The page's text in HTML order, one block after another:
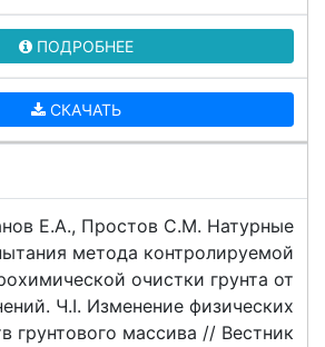
ПОДРОБНЕЕ
СКАЧАТЬ
Е.А., Простов С.М. Натурные
метода контролируемой
очистки грунта от
Ч.I. Изменение физических
грунтового массива // Вестник